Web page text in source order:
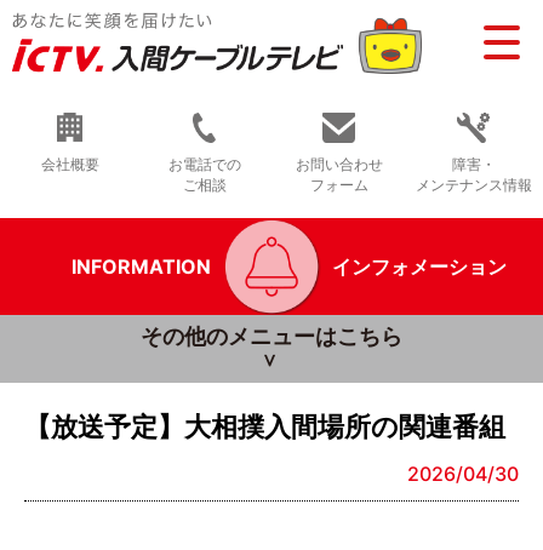
会社概要
お電話での
ご相談
お問い合わせ
フォーム
障害・
メンテナンス情報
INFORMATION インフォメーション
その他のメニューはこちら
【放送予定】大相撲入間場所の関連番組
2026/04/30